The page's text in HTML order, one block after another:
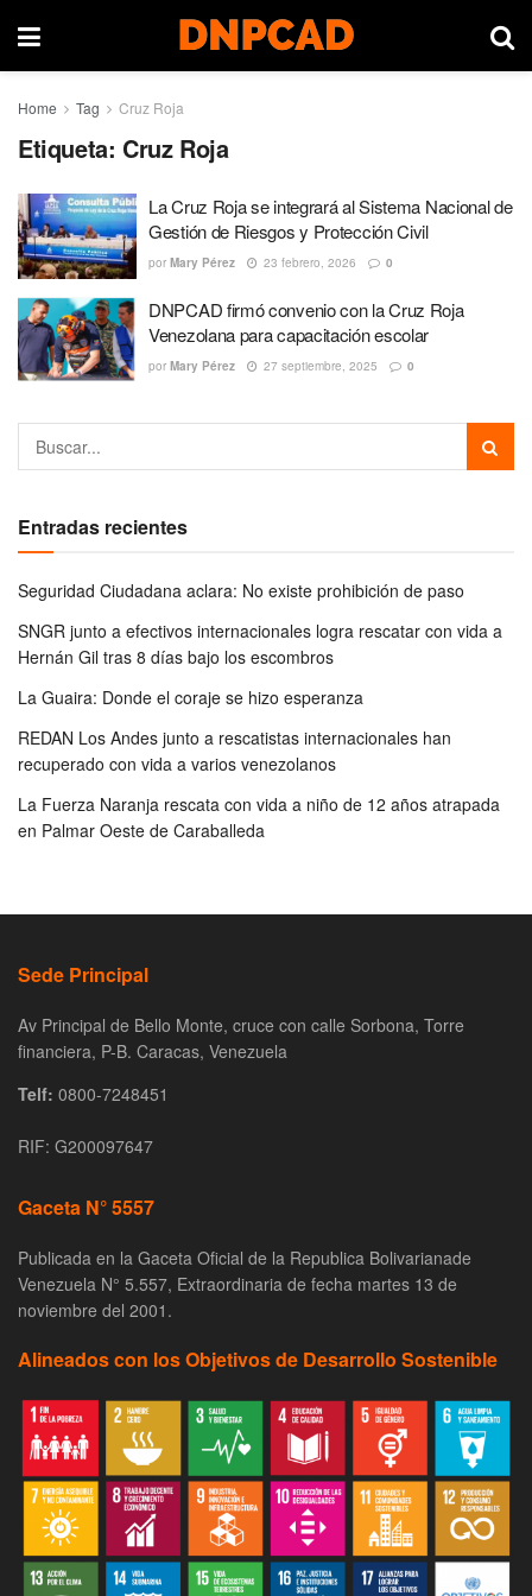
Home Tag Cruz Roja
Etiqueta: Cruz Roja
La Cruz Roja se integrará al Sistema Nacional de
Gestión de Riesgos y Protección Civil
por Mary Pérez 23 febrero, 2026 0
DNPCAD firmó convenio con la Cruz Roja
Venezolana para capacitación escolar
por Mary Pérez 27 septiembre, 2025 0
Entradas recientes
Seguridad Ciudadana aclara: No existe prohibición de paso
SNGR junto a efectivos internacionales logra rescatar con vida a
Hernán Gil tras 8 días bajo los escombros
La Guaira: Donde el coraje se hizo esperanza
REDAN Los Andes junto a rescatistas internacionales han
recuperado con vida a varios venezolanos
La Fuerza Naranja rescata con vida a niño de 12 años atrapada
en Palmar Oeste de Caraballeda
Sede Principal
Av Principal de Bello Monte, cruce con calle Sorbona, Torre
financiera, P-B. Caracas, Venezuela
Telf: 0800-7248451
RIF: G200097647
Gaceta N° 5557
Publicada en la Gaceta Oficial de la Republica Bolivarianade
Venezuela N° 5.557, Extraordinaria de fecha martes 13 de
noviembre del 2001.
Alineados con los Objetivos de Desarrollo Sostenible